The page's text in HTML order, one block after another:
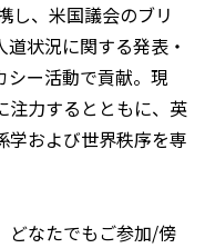
し、米国議会のブリ
状況に関する発表・
シー活動で貢献。現
注力するとともに、英
学および世界秩序を専
どなたでもご参加/傍